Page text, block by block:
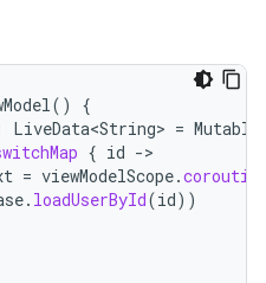
()
{
LiveData<String> =
{ id -
= viewModelScope.
. loadUserById(id))